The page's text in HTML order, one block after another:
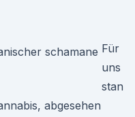
Für
uns
stan
abgesehen